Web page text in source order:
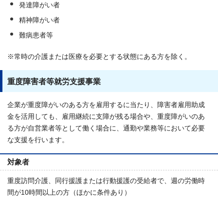
発達障がい者
精神障がい者
難病患者等
※常時の介護または医療を必要とする状態にある方を除く。
重度障害者等就労支援事業
企業が重度障がいのある方を雇用するに当たり、障害者雇用助成
金を活用しても、雇用継続に支障が残る場合や、重度障がいのあ
る方が自営業者等として働く場合に、通勤や業務等において必要
な支援を行います。
対象者
重度訪問介護、同行援護または行動援護の受給者で、週の労働時
間が10時間以上の方（ほかに条件あり）